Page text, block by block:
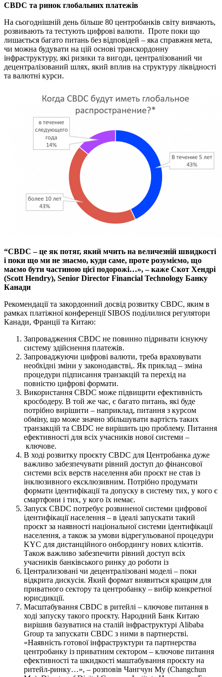
CBDC та ринок глобальних платежів
На сьогоднішній день більше 80 центробанків світу вивчають,
розвивають та тестують цифрові валюти. Проте поки що
лишається багато питань без відповідей – яка справжня мета,
чи можна будувати на цій основі транскордонну
інфраструктуру, які ризики та вигоди, централізований чи
децентралізований шлях, який вплив на структуру ліквідності
та валютні курси.
“CBDC –це як потяг, який мчить на величезній швидкості
і поки що ми не знаємо, куди саме, проте розуміємо, що
маємо бути частиною цієї подорожі…», – каже Скот Хендрі
(Scott Hendry), Senior Director Financial Technology Банку
Канади
Рекомендації та закордонний досвід розвитку CBDC, яким в
рамках платіжної конференції SIBOS поділилися регулятори
Канади, Франції та Китаю:
Запровадження CBDC не повинно підривати існуючу
систему здійснення платежів.
Запроваджуючи цифрові валюти, треба враховувати
необхідні зміни у законодавстві,. Як приклад – зміна
процедури підписання транзакцій та перехід на
повністю цифрові формати.
Використання CBDC може підвищити ефективність
кросбодеру. В той же час, є багато питань, які буде
потрібно вирішити – наприклад, питання з курсом
обміну, що може значно збільшувати вартість таких
транзакцій та CBDC не вирішить цю проблему. Питання
ефективності для всіх учасників нової системи –
ключове.
В ході розвитку проєкту CBDC для Центробанка дуже
важливо забезпечувати рівний доступ до фінансової
системи всіх верств населення аби проєкт не став із
інклюзивного ексклюзивним. Потрібно продумати
формати ідентифікації та допуску в систему тих, у кого є
смартфони і тих, у кого їх немає.
Запуск CBDC потребує розвиненої системи цифрової
ідентифікації населення – в ідеалі запускати такий
проєкт за наявності національної системи ідентифікації
населення, а також за умови відрегульованої процедури
KYC для дистанційного онбордингу нових клієнтів.
Також важливо забезпечити рівний доступ всіх
учасників банківського ринку до роботи із
Централизовані чи децентралізовані моделі – поки
відкрита дискусія. Який формат виявиться кращим для
приватного сектору та центробанку – вибір конкретної
юрисдикції.
Масштабування CBDC в ритейлі – ключове питання в
ході запуску такого проєкту. Народний Банк Китаю
вирішив базуватися на сталій інфраструктурі Alibaba
Group та запускати CBDC з ними в партнерстві.
«Наявність готової інфраструктури та партнерства
центробанку із приватним сектором – ключове питання
ефективності та шкидкості маштабування проєкту на
ритейл-ринку…», – розповів Чангчун Му (Changchun